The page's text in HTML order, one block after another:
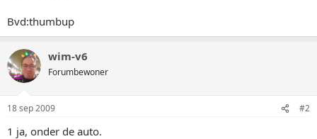
Bvd:thumbup
wim-v6
Forumbewoner
18 sep 2009 #2
1 ja, onder de auto.